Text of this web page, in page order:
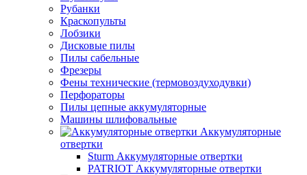
Рубанки
Краскопульты
Лобзики
Дисковые пилы
Пилы сабельные
Фрезеры
Фены технические (термовоздуходувки)
Перфораторы
Пилы цепные аккумуляторные
Машины шлифовальные
Аккумуляторные
отвертки
Sturm Аккумуляторные отвертки
PATRIOT Аккумуляторные отвертки